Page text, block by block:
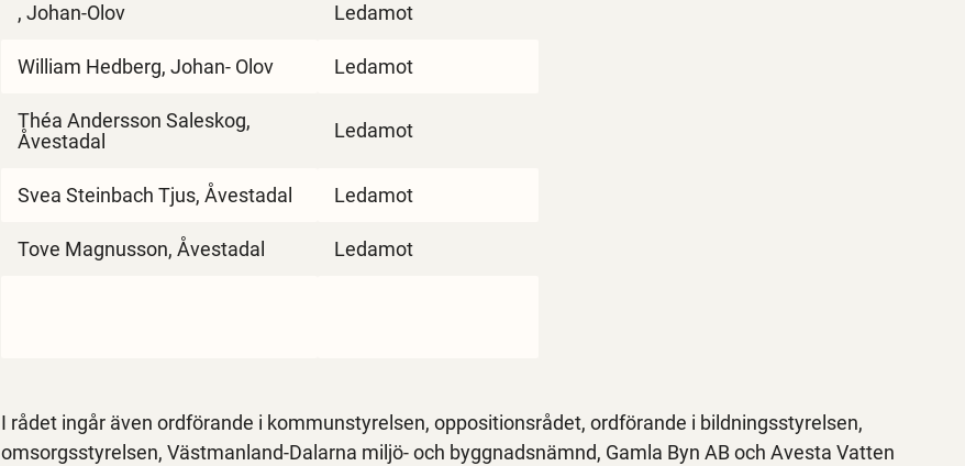
, Johan-Olov Ledamot
William Hedberg, Johan- Olov Ledamot
Théa Andersson Saleskog,
Åvestadal
Ledamot
Svea Steinbach Tjus, Åvestadal Ledamot
Tove Magnusson, Åvestadal Ledamot
I rådet ingår även ordförande i kommunstyrelsen, oppositionsrådet, ordförande i bildningsstyrelsen,
omsorgsstyrelsen, Västmanland-Dalarna miljö- och byggnadsnämnd, Gamla Byn AB och Avesta Vatten